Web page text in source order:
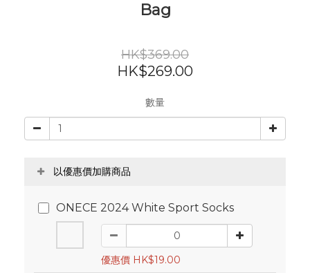
Bag
HK$369.00
HK$269.00
數量
以優惠價加購商品
ONECE 2024 White Sport Socks
優惠價 HK$19.00